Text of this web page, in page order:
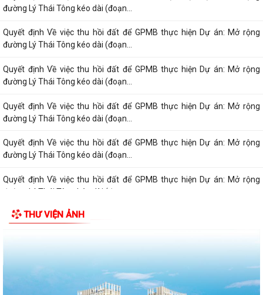
đường Lý Thái Tông kéo dài (đoạn...
Quyết định Về việc thu hồi đất để GPMB thực hiện Dự án: Mở rộng
đường Lý Thái Tông kéo dài (đoạn...
Quyết định Về việc thu hồi đất để GPMB thực hiện Dự án: Mở rộng
đường Lý Thái Tông kéo dài (đoạn...
Quyết định Về việc thu hồi đất để GPMB thực hiện Dự án: Mở rộng
đường Lý Thái Tông kéo dài (đoạn...
Quyết định Về việc thu hồi đất để GPMB thực hiện Dự án: Mở rộng
đường Lý Thái Tông kéo dài (đoạn...
Quyết định Về việc thu hồi đất để GPMB thực hiện Dự án: Mở rộng
đường Lý Thái Tông kéo dài (đoạn...
Quyết định Về việc thu hồi đất để GPMB thực hiện Dự án: Mở rộng
đường Lý Thái Tông kéo dài (đoạn...
Quyết định Về việc thu hồi đất để GPMB thực hiện Dự án: Mở rộng
THƯ VIỆN ẢNH